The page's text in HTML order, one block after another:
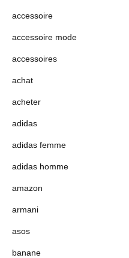
accessoire
accessoire mode
accessoires
achat
acheter
adidas
adidas femme
adidas homme
amazon
armani
asos
banane